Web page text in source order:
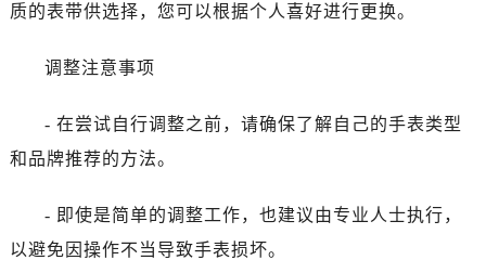
质的表带供选择，您可以根据个人喜好进行更换。
调整注意事项
- 在尝试自行调整之前，请确保了解自己的手表类型
和品牌推荐的方法。
- 即使是简单的调整工作，也建议由专业人士执行，
以避免因操作不当导致手表损坏。